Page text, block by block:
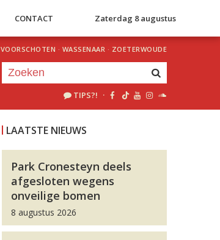
CONTACT Zaterdag 8 augustus
VOORSCHOTEN · WASSENAAR · ZOETERWOUDE
TIPS?! ·
LAATSTE NIEUWS
Park Cronesteyn deels
afgesloten wegens
onveilige bomen
8 augustus 2026